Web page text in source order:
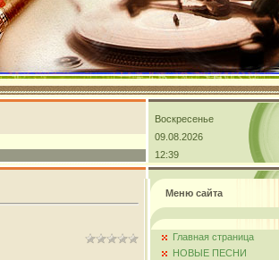
Воскресенье
09.08.2026
12:39
Меню сайта
Главная страница
НОВЫЕ ПЕСНИ